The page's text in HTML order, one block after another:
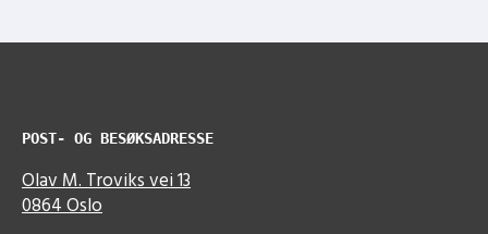
POST- OG BESØKSADRESSE
Olav M. Troviks vei 13
0864 Oslo